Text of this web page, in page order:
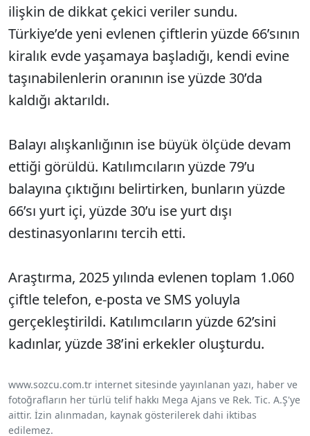
ilişkin de dikkat çekici veriler sundu.
Türkiye’de yeni evlenen çiftlerin yüzde 66’sının
kiralık evde yaşamaya başladığı, kendi evine
taşınabilenlerin oranının ise yüzde 30’da
kaldığı aktarıldı.
Balayı alışkanlığının ise büyük ölçüde devam
ettiği görüldü. Katılımcıların yüzde 79’u
balayına çıktığını belirtirken, bunların yüzde
66’sı yurt içi, yüzde 30’u ise yurt dışı
destinasyonlarını tercih etti.
Araştırma, 2025 yılında evlenen toplam 1.060
çiftle telefon, e-posta ve SMS yoluyla
gerçekleştirildi. Katılımcıların yüzde 62’sini
kadınlar, yüzde 38’ini erkekler oluşturdu.
www.sozcu.com.tr internet sitesinde yayınlanan yazı, haber ve
fotoğrafların her türlü telif hakkı Mega Ajans ve Rek. Tic. A.Ş'ye
aittir. İzin alınmadan, kaynak gösterilerek dahi iktibas
edilemez.